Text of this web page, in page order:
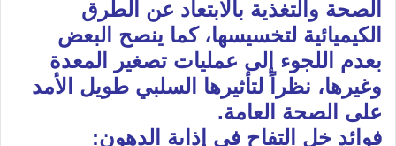
الصحة والتغذية بالابتعاد عن الطرق
الكيميائية لتخسيسها، كما ينصح البعض
بعدم اللجوء إلى عمليات تصغير المعدة
وغيرها، نظراً لتأثيرها السلبي طويل الأمد
على الصحة العامة.
فوائد خل التفاح في إذابة الدهون: